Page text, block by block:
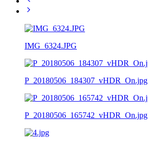
IMG_6324.JPG
P_20180506_184307_vHDR_On.jpg
P_20180506_165742_vHDR_On.jpg